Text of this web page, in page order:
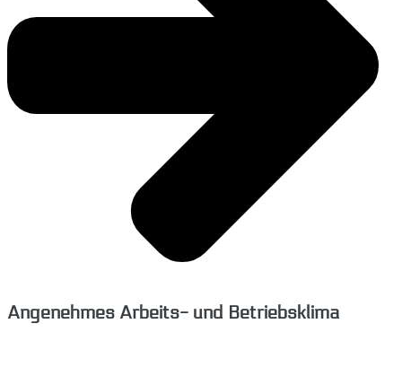
Angenehmes Arbeits- und Betriebsklima